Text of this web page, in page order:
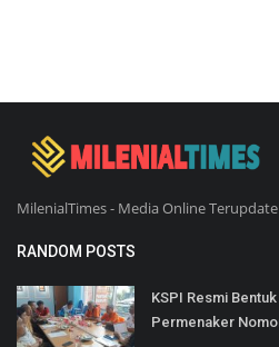
MilenialTimes - Media Online
RANDOM POSTS
KSPI Resmi
Permenaker